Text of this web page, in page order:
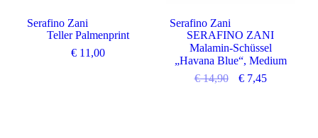
Serafino Zani
Teller Palmenprint
€11,00
Serafino Zani
SERAFINO ZANI
Malamin-Schüssel
„Havana Blue“, Medium
€14,90 €7,45